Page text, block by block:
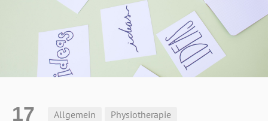
Allgemein
Physiotherapie
17